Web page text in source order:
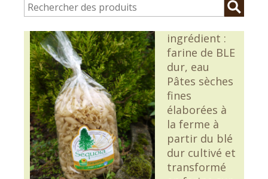
ingrédient :
farine de BLE
dur, eau
Pâtes sèches
fines
élaborées à
la ferme à
partir du blé
dur cultivé et
transformé